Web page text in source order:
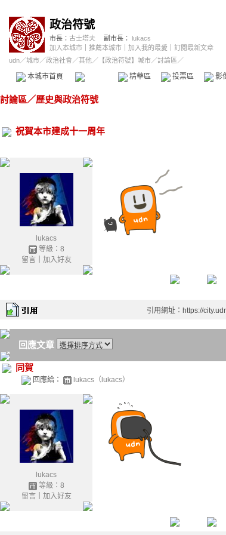
政治符號
市長： 古士塔夫 副市長： lukacs
加入本城市
推薦本城市 加入我的最愛
訂閱最新文章
udn／城市／政治社會 ／其他 ／ 【政治符號】城市／討論區／
本城市首頁 精華區 投票區 影
討論區／歷史與政治符號
祝賀本市建成十一周年
lukacs
等級：8
留言｜ 加入好友
引用網址：https://
回應文章
同賀
回應給： lukacs（lukacs）
lukacs
等級：8
留言｜ 加入好友